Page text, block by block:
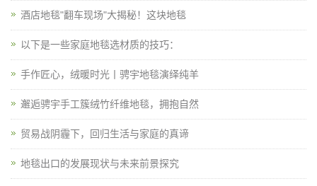
酒店地毯"翻车现场"大揭秘！这块地毯
以下是一些家庭地毯选材质的技巧：
手作匠心，绒暖时光丨骋宇地毯演绎纯羊
邂逅骋宇手工簇绒竹纤维地毯，拥抱自然
贸易战阴霾下，回归生活与家庭的真谛
地毯出口的发展现状与未来前景探究